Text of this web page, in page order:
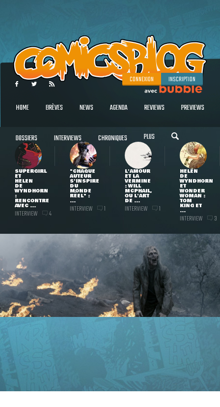
CONNEXION INSCRIPTION
HOME BRÈVES NEWS AGENDA REVIEWS PREVIEWS
DOSSIERS INTERVIEWS CHRONIQUES PLUS
SUPERGIRL
ET
HELEN
DE
WYNDHORN
:
RENCONTRE
AVEC ...
INTERVIEW 4
"CHAQUE
AUTEUR
S'INSPIRE
DU
MONDE
RÉEL" :
...
INTERVIEW 1
L'AMOUR
ET LA
VERMINE
: WILL
MCPHAIL,
OU L'ART
DE ...
INTERVIEW 1
HELEN
DE
WYNDHORN
ET
WONDER
WOMAN :
TOM
KING ET
...
INTERVIEW 3